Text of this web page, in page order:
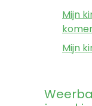
Mijn
Mijn